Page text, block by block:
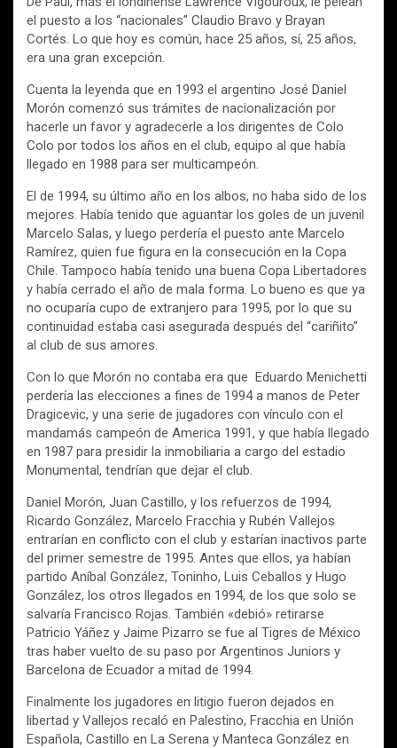
el puesto a los “nacionales” Claudio Bravo y Brayan
Cortés. Lo que hoy es común, hace 25 años, sí, 25 años,
era una gran excepción.
Cuenta la leyenda que en 1993 el argentino José Daniel
Morón comenzó sus trámites de nacionalización por
hacerle un favor y agradecerle a los dirigentes de Colo
Colo por todos los años en el club, equipo al que había
llegado en 1988 para ser multicampeón.
El de 1994, su último año en los albos, no haba sido de los
mejores. Había tenido que aguantar los goles de un juvenil
Marcelo Salas, y luego perdería el puesto ante Marcelo
Ramírez, quien fue figura en la consecución en la Copa
Chile. Tampoco había tenido una buena Copa Libertadores
y había cerrado el año de mala forma. Lo bueno es que ya
no ocuparía cupo de extranjero para 1995, por lo que su
continuidad estaba casi asegurada después del “cariñito”
al club de sus amores.
Con lo que Morón no contaba era que Eduardo Menichetti
perdería las elecciones a fines de 1994 a manos de Peter
Dragicevic, y una serie de jugadores con vínculo con el
mandamás campeón de America 1991, y que había llegado
en 1987 para presidir la inmobiliaria a cargo del estadio
Monumental, tendrían que dejar el club.
Daniel Morón, Juan Castillo, y los refuerzos de 1994,
Ricardo González, Marcelo Fracchia y Rubén Vallejos
entrarían en conflicto con el club y estarían inactivos parte
del primer semestre de 1995. Antes que ellos, ya habían
partido Aníbal González, Toninho, Luis Ceballos y Hugo
González, los otros llegados en 1994, de los que solo se
salvaría Francisco Rojas. También «debió» retirarse
Patricio Yáñez y Jaime Pizarro se fue al Tigres de México
tras haber vuelto de su paso por Argentinos Juniors y
Barcelona de Ecuador a mitad de 1994.
Finalmente los jugadores en litigio fueron dejados en
libertad y Vallejos recaló en Palestino, Fracchia en Unión
Española, Castillo en La Serena y Manteca González en